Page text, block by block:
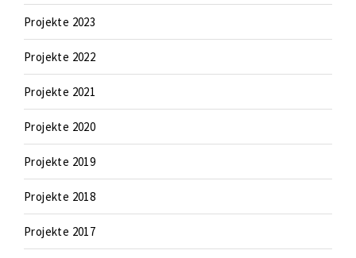
Projekte 2023
Projekte 2022
Projekte 2021
Projekte 2020
Projekte 2019
Projekte 2018
Projekte 2017